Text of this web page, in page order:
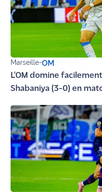
Marseille-OM
L'OM domine
Shabaniya (3-0) en